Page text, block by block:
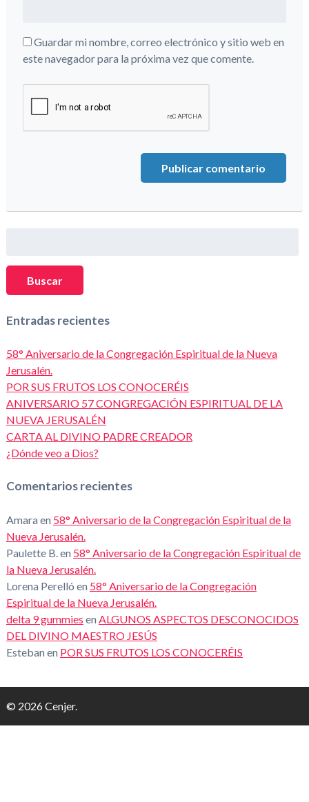
Guardar mi nombre, correo electrónico y sitio web en
este navegador para la próxima vez que comente.
Buscar
Entradas recientes
58° Aniversario de la Congregación Espiritual de la Nueva
Jerusalén.
POR SUS FRUTOS LOS CONOCERÉIS
ANIVERSARIO 57 CONGREGACIÓN ESPIRITUAL DE LA
NUEVA JERUSALÉN
CARTA AL DIVINO PADRE CREADOR
¿Dónde veo a Dios?
Comentarios recientes
Amara en 58° Aniversario de la Congregación Espiritual de la
Nueva Jerusalén.
Paulette B.en 58° Aniversario de la Congregación Espiritual de
la Nueva Jerusalén.
Lorena Perelló en 58° Aniversario de la Congregación
Espiritual de la Nueva Jerusalén.
delta 9 gummies en ALGUNOS ASPECTOS DESCONOCIDOS
DEL DIVINO MAESTRO JESÚS
Esteban en POR SUS FRUTOS LOS CONOCERÉIS
© 2026 Cenjer.